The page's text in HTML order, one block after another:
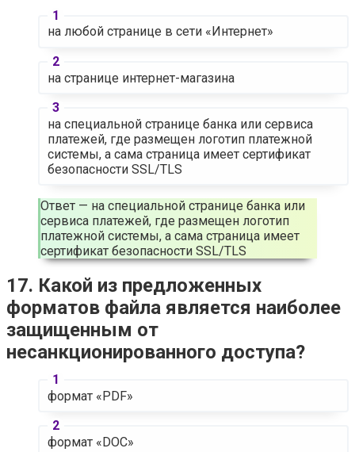
на любой странице в сети «Интернет»
на странице интернет-магазина
на специальной странице банка или сервиса
платежей, где размещен логотип платежной
системы, а сама страница имеет сертификат
безопасности SSL/TLS
Ответ — на специальной странице банка или
сервиса платежей, где размещен логотип
платежной системы, а сама страница имеет
сертификат безопасности SSL/TLS
17. Какой из предложенных
форматов файла является наиболее
защищенным от
несанкционированного доступа?
формат «PDF»
формат «DOC»